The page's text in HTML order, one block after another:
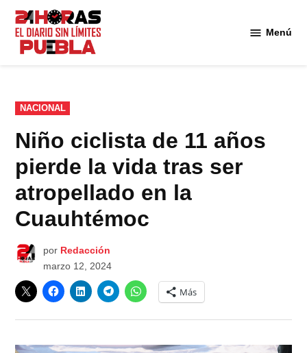
Saltar
contenido
Menú
PUBLICADO
EN
NACIONAL
Niño ciclista de 11 años
pierde la vida tras ser
atropellado en la
Cuauhtémoc
por Redacción
marzo 12, 2024
Más